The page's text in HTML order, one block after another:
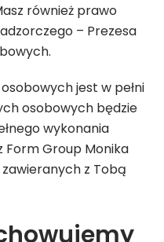
również prawo
– Prezesa
jest w pełni
osobowych będzie
wykonania
Group Monika
z Tobą